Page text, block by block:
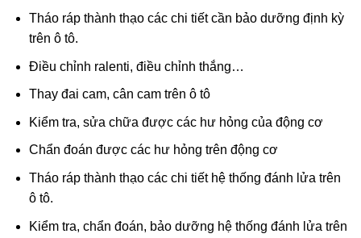
Tháo ráp thành thạo các chi tiết cần bảo dưỡng định kỳ
trên ô tô.
Điều chỉnh ralenti, điều chỉnh thắng…
Thay đai cam, cân cam trên ô tô
Kiểm tra, sửa chữa được các hư hỏng của động cơ
Chẩn đoán được các hư hỏng trên động cơ
Tháo ráp thành thạo các chi tiết hệ thống đánh lửa trên
ô tô.
Kiểm tra, chẩn đoán, bảo dưỡng hệ thống đánh lửa trên